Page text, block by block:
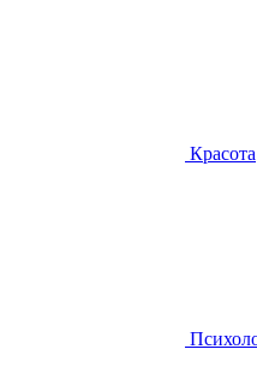
Красота